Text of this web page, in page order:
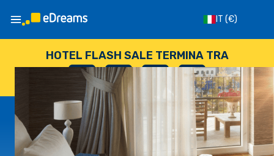
IT (€)
HOTEL FLASH SALE TERMINA TRA
--
GIORNI
: --
ORE
: --
SECONDI